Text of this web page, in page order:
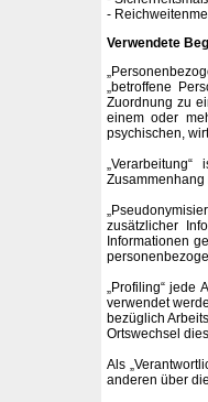
-
Verwendete
„betroffene
Zuordnung zu
einem oder
psychischen,
zusätzlicher
Informationen
„Profiling“ jede
verwendet
bezüglich
Ortswechsel
Als
anderen über